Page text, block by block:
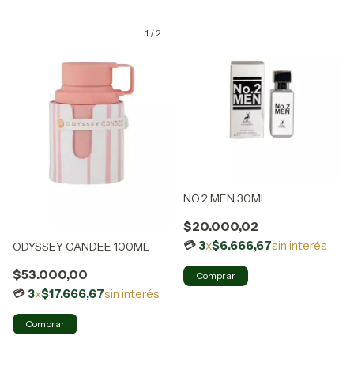
1 /2
ODYSSEY CANDEE 100ML
$53.000,00
3x$17.666,67sin interés
NO.2 MEN 30ML
$20.000,02
3x$6.666,67sin interés